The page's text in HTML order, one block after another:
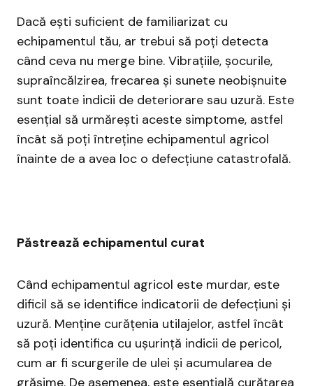
Dacă ești suficient de familiarizat cu
echipamentul tău, ar trebui să poți detecta
când ceva nu merge bine. Vibrațiile, șocurile,
supraîncălzirea, frecarea și sunete neobișnuite
sunt toate indicii de deteriorare sau uzură. Este
esențial să urmărești aceste simptome, astfel
încât să poți întreține echipamentul agricol
înainte de a avea loc o defecțiune catastrofală.
Păstrează echipamentul curat
Când echipamentul agricol este murdar, este
dificil să se identifice indicatorii de defecțiuni și
uzură. Menține curățenia utilajelor, astfel încât
să poți identifica cu ușurință indicii de pericol,
cum ar fi scurgerile de ulei și acumularea de